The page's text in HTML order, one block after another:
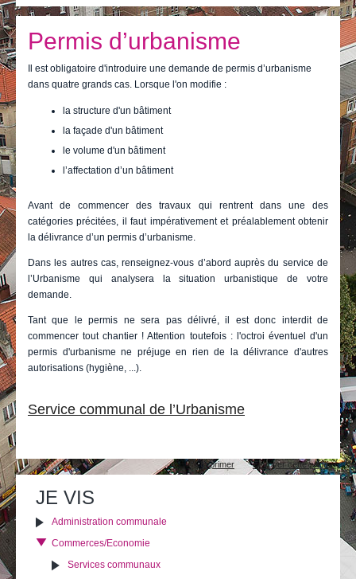
Je vis
Je visite
Publications
Actualités
E-guichet / Prendre RDV
Permis d’urbanisme
Il est obligatoire d'introduire une demande de permis d’urbanisme
dans quatre grands cas. Lorsque l'on modifie :
la structure d'un bâtiment
la façade d'un bâtiment
le volume d'un bâtiment
l’affectation d’un bâtiment
Avant de commencer des travaux qui rentrent dans une des
catégories précitées, il faut impérativement et préalablement obtenir
la délivrance d’un permis d’urbanisme.
Dans les autres cas, renseignez-vous d’abord auprès du service de
l’Urbanisme qui analysera la situation urbanistique de votre
demande.
Tant que le permis ne sera pas délivré, il est donc interdit de
commencer tout chantier ! Attention toutefois : l'octroi éventuel d'un
permis d'urbanisme ne préjuge en rien de la délivrance d'autres
autorisations (hygiène, ...).
Service communal de l’Urbanisme
sur
Imprimer Envoyer cette page
JE VIS
Administration communale
Commerces/Economie
Services communaux